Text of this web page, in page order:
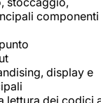
componenti
display e
lettura dei codici